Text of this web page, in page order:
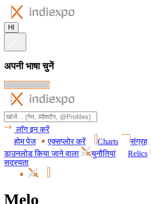
HI
अपनी भाषा चुनें
लॉग इन करें
होम पेज
एक्सप्लोर करें Charts संग्रह
डाउनलोड किया जाने वाला
चुनौतियां Relics
सदस्यता
Melo